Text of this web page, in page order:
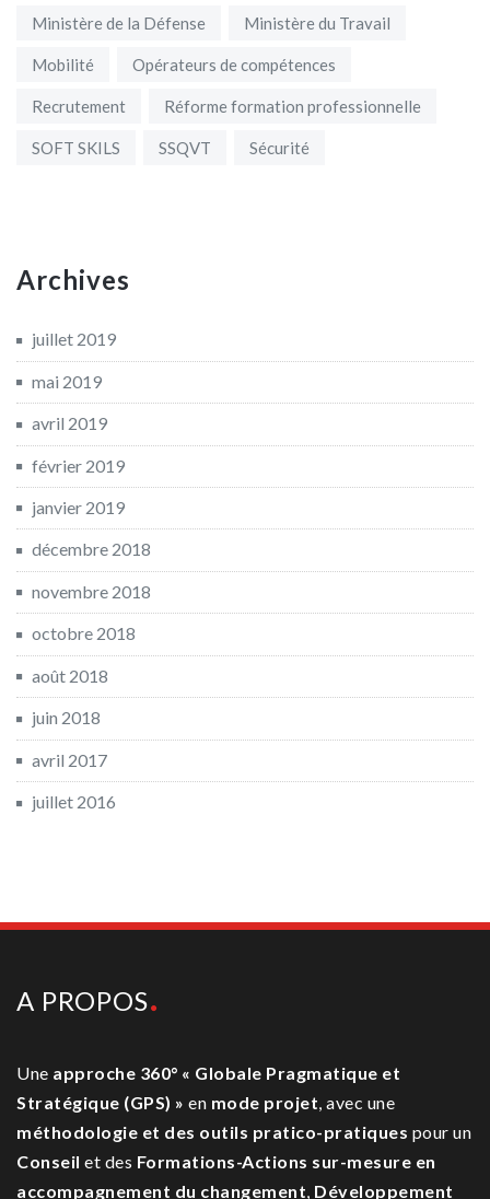
Ministère de la Défense Ministère du Travail
Mobilité Opérateurs de compétences
Recrutement Réforme formation professionnelle
SOFT SKILS SSQVT Sécurité
Archives
juillet 2019
mai 2019
avril 2019
février 2019
janvier 2019
décembre 2018
novembre 2018
octobre 2018
août 2018
juin 2018
avril 2017
juillet 2016
A PROPOS
Une approche 360° « Globale Pragmatique et
Stratégique (GPS) » en mode projet , avec une
méthodologie et des outils pratico-pratiques pour un
Conseil et des Formations-Actions sur-mesure en
accompagnement du changement Développement